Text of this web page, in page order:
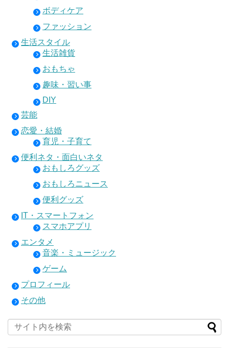
ボディケア
ファッション
生活スタイル
生活雑貨
おもちゃ
趣味・習い事
DIY
芸能
恋愛・結婚
育児・子育て
便利ネタ・面白いネタ
おもしろグッズ
おもしろニュース
便利グッズ
IT・スマートフォン
スマホアプリ
エンタメ
音楽・ミュージック
ゲーム
プロフィール
その他